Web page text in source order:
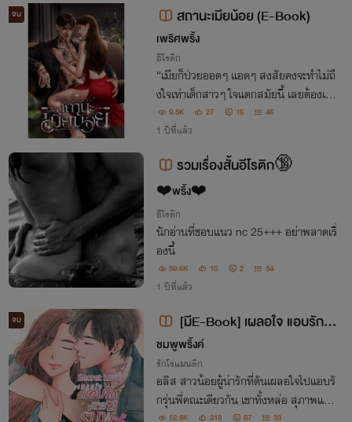
จบ สถานะเมียน้อย (E-Book)
เพริศพริ้ง
อีโรติก
“เมียก็ป่วยออดๆ แอดๆ สงสัยคงจะทำไม่ถึ
งใจเท่าเด็กสาวๆ ใจแตกสมัยนี้ เลยต้องเอา
ผู้หญิงคราวลูกมาทำเมีย กูไม่รู้จะสมเพชใค
รดีเลย ระหว่างลุงกูหรือยัยเมียน้อยนั่น”
9.5K 27 16 46
1 ปีที่แล้ว
รวมเรื่องสั้นอีโรติก🔞
❤️พริ้ง❤️
อีโรติก
นักอ่านที่ชอบแนว nc 25+++ อย่าพลาดเรื่
องนี้
59.6K 10 2 34
1 ปีที่แล้ว
จบ
[มีE-Book] เผลอใจ แอบรักนา
ยรุ่นพี่ Secret Love
ชมพูพริ้งค์
รักโรแมนติก
อลิส สาวน้อยผู้น่ารักที่ดันเผลอใจไปแอบรั
กรุ่นพี่คณะเดียวกัน เขาทั้งหล่อ สุภาพและใ
52.8K 318 87 33